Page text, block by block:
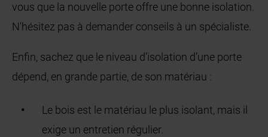
vous que la nouvelle porte offre une bonne isolation.
N'hésitez pas à demander conseils à un spécialiste.
Enfin, sachez que le niveau d’isolation d’une porte
dépend, en grande partie, de son matériau :
Le bois est le matériau le plus isolant, mais il
exige un entretien régulier.